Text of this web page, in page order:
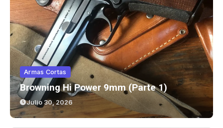
Armas Cortas
Browning Hi Power 9mm (parte 1)
Julio 30, 2026